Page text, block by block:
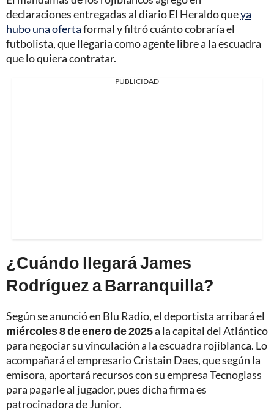
declaraciones entregadas al diario El Heraldo queya
hubo una ofertaformal y filtró cuánto cobraría el
futbolista, que llegaría como agente libre a la escuadra
que lo quiera contratar.
PUBLICIDAD
¿Cuándo llegará James
Rodríguez a Barranquilla?
Según se anunció en Blu Radio, el deportista arribará el
miércoles 8 de enero de 2025a la capital del Atlántico
para negociar su vinculación a la escuadra rojiblanca. Lo
acompañará el empresario Cristain Daes, que según la
emisora, aportará recursos con su empresa Tecnoglass
para pagarle al jugador, pues dicha firma es
patrocinadora de Junior.